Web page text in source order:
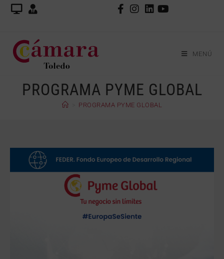
MENÚ
PROGRAMA PYME GLOBAL
PROGRAMA PYME GLOBAL